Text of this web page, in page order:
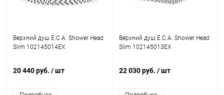
Верхний душ E.C.A. Shower Head
Slim 102145014EX
20 440 руб. / шт
Верхний душ E.C.A. Shower Head
Slim 102145013EX
22 030 руб. / шт